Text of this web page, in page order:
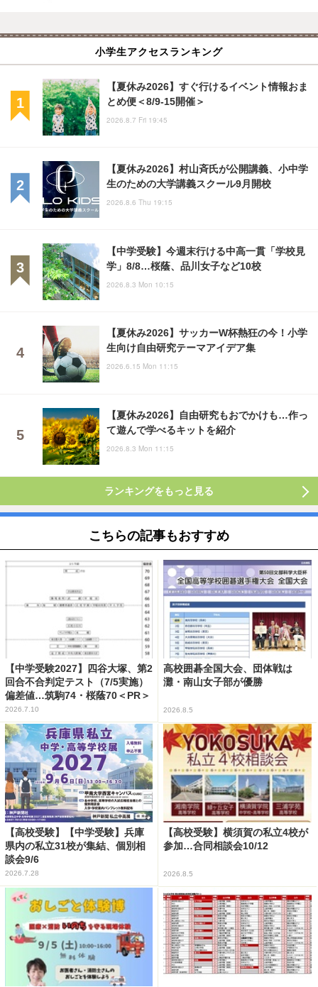
小学生アクセスランキング
【夏休み2026】すぐ行けるイベント情報おま
とめ便＜8/9-15開催＞
2026.8.7 Fri 19:45
【夏休み2026】村山斉氏が公開講義、小中学
生のための大学講義スクール9月開校
2026.8.6 Thu 19:15
【中学受験】今週末行ける中高一貫「学校見
学」8/8…桜蔭、品川女子など10校
2026.8.3 Mon 10:15
【夏休み2026】サッカーW杯熱狂の今！小学
生向け自由研究テーマアイデア集
2026.6.15 Mon 11:15
【夏休み2026】自由研究もおでかけも…作っ
て遊んで学べるキットを紹介
2026.8.3 Mon 11:15
ランキングをもっと見る
こちらの記事もおすすめ
【中学受験2027】四谷大塚、第2
回合不合判定テスト（7/5実施）
偏差値…筑駒74・桜蔭70＜PR＞
2026.7.10
高校囲碁全国大会、団体戦は
灘・南山女子部が優勝
2026.8.5
【高校受験】【中学受験】兵庫
県内の私立31校が集結、個別相
談会9/6
2026.7.28
【高校受験】横須賀の私立4校が
参加…合同相談会10/12
2026.8.5